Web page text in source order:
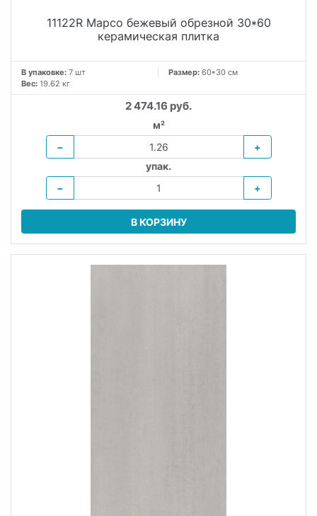
11122R Марсо бежевый обрезной 30*60
керамическая плитка
В упаковке: 7 шт Размер: 60*30 см
Вес: 19.62 кг
2 474.16 руб.
м²
−
+
упак.
−
+
В КОРЗИНУ